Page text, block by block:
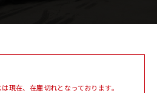
現在、在庫切れとなっております。